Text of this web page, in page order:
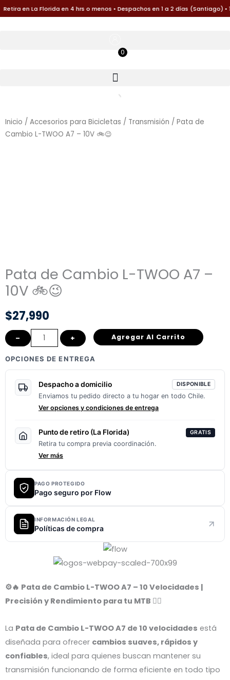
al
en La Florida en 4 hrs o menos • Despachos en 1 a 2 días (Santiago) •
0
Inicio / Accesorios para Bicicletas / Transmisión / Pata de
Cambio L-TWOO A7 – 10V 🚲😉
Pata de Cambio L-TWOO A7 –
10V 🚲😉
$27,990
Pata
de
Cambio
TWOO
10V
cantidad
– + Agregar Al Carrito
OPCIONES DE ENTREGA
Despacho a domicilio DISPONIBLE
Enviamos tu pedido directo a tu hogar en todo Chile.
Ver opciones y condiciones de entrega
Punto de retiro (La Florida) GRATIS
Retira tu compra previa coordinación.
Ver más
PAGO PROTEGIDO
Pago seguro por Flow
INFORMACIÓN LEGAL
Políticas de compra
⚙️🔥 Pata de Cambio L-TWOO A7 – 10 Velocidades |
Precisión y Rendimiento para tu MTB 🚴‍♂️
La Pata de Cambio L-TWOO A7 de 10 velocidades está
diseñada para ofrecer cambios suaves, rápidos y
confiables, ideal para quienes buscan mantener su
transmisión funcionando de forma eficiente en todo tipo